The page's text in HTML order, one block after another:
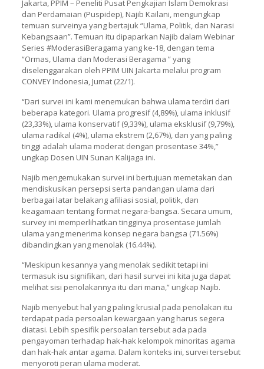
Jakarta, PPIM – Peneliti Pusat Pengkajian Islam Demokrasi
dan Perdamaian (Puspidep), Najib Kailani, mengungkap
temuan surveinya yang bertajuk “Ulama, Politik, dan Narasi
Kebangsaan”. Temuan itu dipaparkan Najib dalam Webinar
Series #ModerasiBeragama yang ke-18, dengan tema
“Ormas, Ulama dan Moderasi Beragama ” yang
diselenggarakan oleh PPIM UIN Jakarta melalui program
CONVEY Indonesia, Jumat (22/1).
“Dari survei ini kami menemukan bahwa ulama terdiri dari
beberapa kategori. Ulama progresif (4,89%), ulama inklusif
(23,33%), ulama konservatif (9,33%), ulama eksklusif (9,79%),
ulama radikal (4%), ulama ekstrem (2,67%), dan yang paling
tinggi adalah ulama moderat dengan prosentase 34%,”
ungkap Dosen UIN Sunan Kalijaga ini.
Najib mengemukakan survei ini bertujuan memetakan dan
mendiskusikan persepsi serta pandangan ulama dari
berbagai latar belakang afiliasi sosial, politik, dan
keagamaan tentang format negara-bangsa. Secara umum,
survey ini memperlihatkan tingginya prosentase jumlah
ulama yang menerima konsep negara bangsa (71.56%)
dibandingkan yang menolak (16.44%).
“Meskipun kesannya yang menolak sedikit tetapi ini
termasuk isu signifikan, dari hasil survei ini kita juga dapat
melihat sisi penolakannya itu dari mana,” ungkap Najib.
Najib menyebut hal yang paling krusial pada penolakan itu
terdapat pada persoalan kewargaan yang harus segera
diatasi. Lebih spesifik persoalan tersebut ada pada
pengayoman terhadap hak-hak kelompok minoritas agama
dan hak-hak antar agama. Dalam konteks ini, survei tersebut
menyoroti peran ulama moderat.